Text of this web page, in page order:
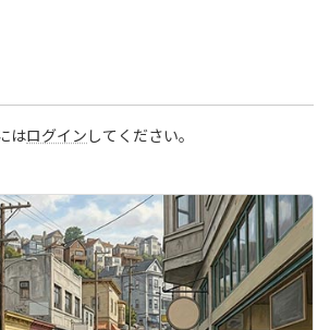
はログイン してください。